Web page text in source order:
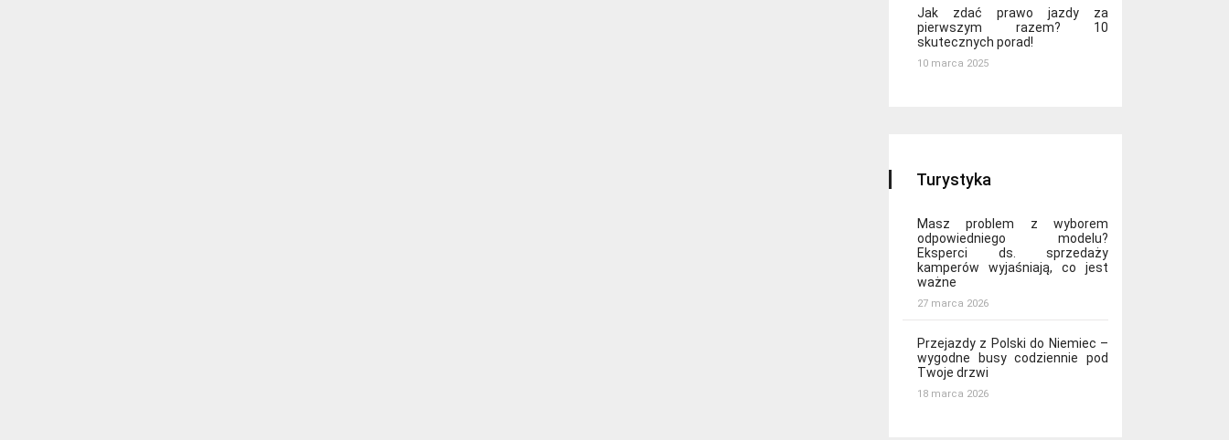
Jak zdać prawo jazdy za
pierwszym razem? 10
skutecznych porad!
10 marca 2025
Turystyka
Masz problem z wyborem
odpowiedniego modelu?
Eksperci ds. sprzedaży
kamperów wyjaśniają, co jest
ważne
27 marca 2026
Przejazdy z Polski do Niemiec –
wygodne busy codziennie pod
Twoje drzwi
18 marca 2026